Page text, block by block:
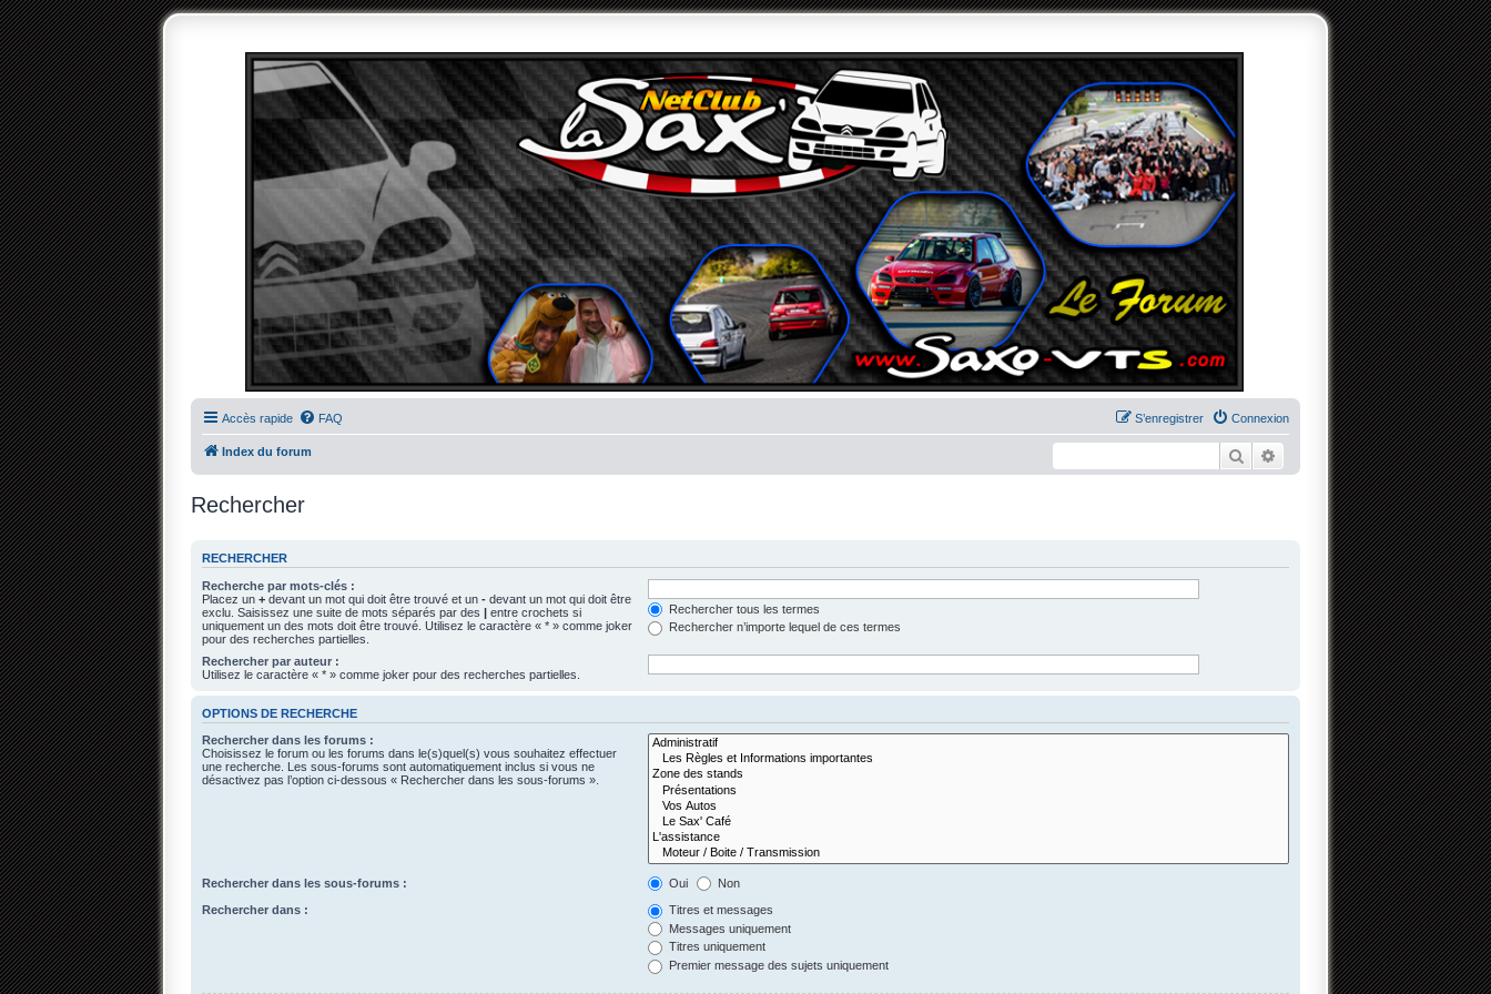
Accès rapide FAQ Connexion
S’enregistrer
Index du forum RechercherRecherche avancée
Rechercher
RECHERCHER
Recherche par mots-clés :
Placez un + devant un mot qui doit être trouvé et un - devant un mot qui doit être
exclu. Saisissez une suite de mots séparés par des | entre crochets si
uniquement un des mots doit être trouvé. Utilisez le caractère « * » comme joker
pour des recherches partielles.
Rechercher tous les termes
Rechercher n’importe lequel de ces termes
Rechercher par auteur :
Utilisez le caractère « * » comme joker pour des recherches partielles.
OPTIONS DE RECHERCHE
Rechercher dans les forums :
Choisissez le forum ou les forums dans le(s)quel(s) vous souhaitez effectuer
une recherche. Les sous-forums sont automatiquement inclus si vous ne
désactivez pas l’option ci-dessous « Rechercher dans les sous-forums ».
Rechercher dans les sous-forums : Oui Non
Rechercher dans :
Titres et messages
Messages uniquement
Titres uniquement
Premier message des sujets uniquement